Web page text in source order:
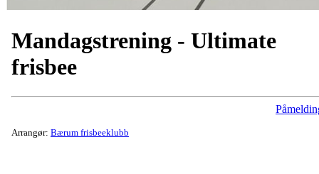
Mandagstrening - Ultimate
frisbee
Arrangør: Bærum frisbeeklubb